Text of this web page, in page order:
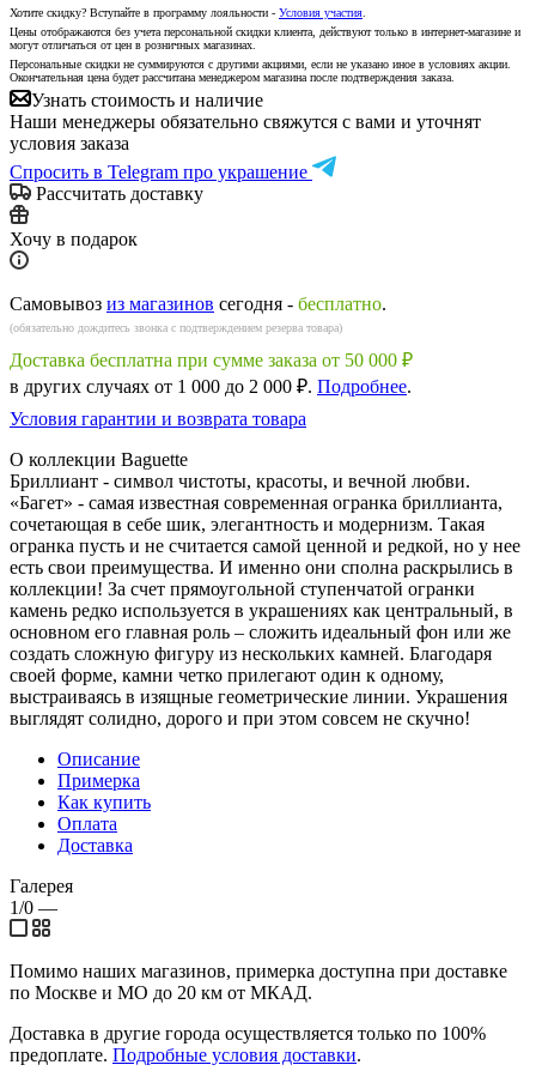
Хотите скидку? Вступайте в программу лояльности - Условия участия
Цены отображаются без учета персональной скидки клиента, действуют только в интернет-магазине и
могут отличаться от цен в розничных магазинах.
Персональные скидки не суммируются с другими акциями, если не указано иное в условиях акции.
Окончательная цена будет рассчитана менеджером магазина после подтверждения заказа.
Узнать стоимость и наличие
Наши менеджеры обязательно свяжутся с вами и уточнят
условия заказа
Спросить в Telegram про украшение
Рассчитать доставку
Хочу в подарок
Самовывоз из магазинов сегодня - бесплатно.
(обязательно дождитесь звонка с подтверждением резерва товара)
Доставка бесплатна при сумме заказа от 50 000 ₽
в других случаях от 1 000 до 2 000 ₽. Подробнее.
Условия гарантии и возврата товара
О коллекции Baguette
Бриллиант - символ чистоты, красоты, и вечной любви.
«Багет» - самая известная современная огранка бриллианта,
сочетающая в себе шик, элегантность и модернизм. Такая
огранка пусть и не считается самой ценной и редкой, но у нее
есть свои преимущества. И именно они сполна раскрылись в
коллекции! За счет прямоугольной ступенчатой огранки
камень редко используется в украшениях как центральный, в
основном его главная роль – сложить идеальный фон или же
создать сложную фигуру из нескольких камней. Благодаря
своей форме, камни четко прилегают один к одному,
выстраиваясь в изящные геометрические линии. Украшения
выглядят солидно, дорого и при этом совсем не скучно!
Описание
Примерка
Как купить
Оплата
Доставка
Галерея
1/0 —
Помимо наших магазинов, примерка доступна при доставке
по Москве и МО до 20 км от МКАД.
Доставка в другие города осуществляется только по 100%
предоплате. Подробные условия доставки.